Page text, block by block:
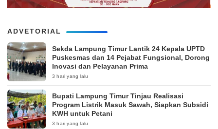
ADVETORIAL
‎Sekda Lampung Timur Lantik 24 Kepala UPTD
Puskesmas dan 14 Pejabat Fungsional, Dorong
Inovasi dan Pelayanan Prima
3 hari yang lalu
Bupati Lampung Timur Tinjau Realisasi
Program Listrik Masuk Sawah, Siapkan Subsidi
KWH untuk Petani
3 hari yang lalu